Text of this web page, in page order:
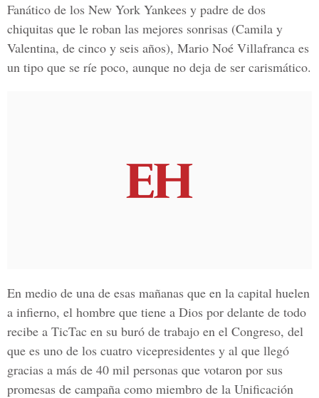
Fanático de los New York Yankees y padre de dos
chiquitas que le roban las mejores sonrisas (Camila y
Valentina, de cinco y seis años), Mario Noé Villafranca es
un tipo que se ríe poco, aunque no deja de ser carismático.
En medio de una de esas mañanas que en la capital huelen
a infierno, el hombre que tiene a Dios por delante de todo
recibe a TicTac en su buró de trabajo en el Congreso, del
que es uno de los cuatro vicepresidentes y al que llegó
gracias a más de 40 mil personas que votaron por sus
promesas de campaña como miembro de la Unificación